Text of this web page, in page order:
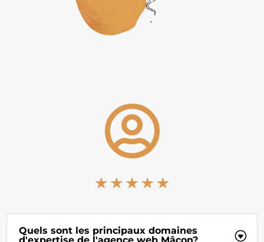

Quels sont les principaux domaines